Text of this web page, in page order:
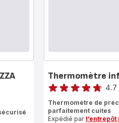
Thermomètre
Note
4.7
Thermomètre de
parfaitement cuites
Expédié par